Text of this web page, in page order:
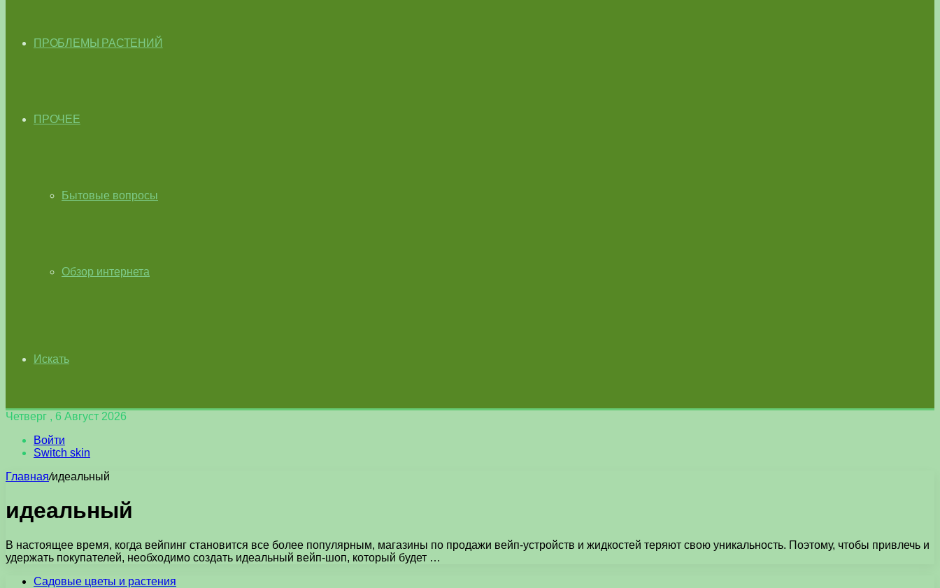
ПРОБЛЕМЫ РАСТЕНИЙ
ПРОЧЕЕ
Бытовые вопросы
Обзор интернета
Искать
Четверг , 6 Август 2026
Войти
Switch skin
Главная/идеальный
идеальный
В настоящее время, когда вейпинг становится все более популярным, магазины по продажи вейп-устройств и жидкостей теряют свою уникальность. Поэтому, чтобы привлечь и
удержать покупателей, необходимо создать идеальный вейп-шоп, который будет …
Садовые цветы и растения